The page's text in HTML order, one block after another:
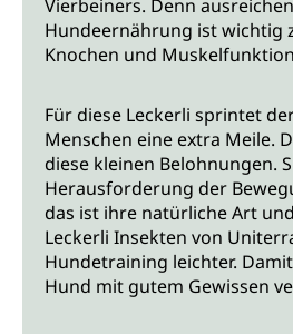
Vierbeiners. Denn
Hundeernährung ist wichtig
Knochen und
Für diese Leckerli sprintet
Menschen eine extra Meile.
diese kleinen Belohnungen.
Herausforderung der
das ist ihre natürliche Art
Leckerli Insekten von
Hundetraining leichter.
Hund mit gutem Gewissen